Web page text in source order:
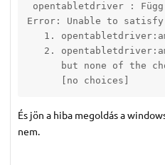
opentabletdriver :
Error: Unable to satisfy
1.
2.
but none of the
      [no choices]
És jön a hiba megoldás a
nem.